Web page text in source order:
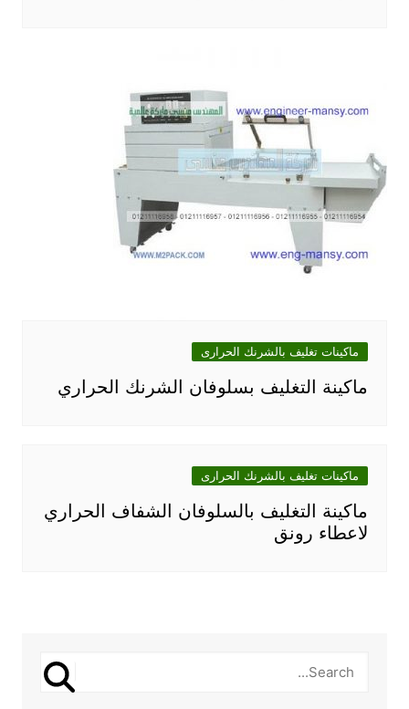
ماكينات تغليف بالشرنك الحرارى
ماكينة التغليف بسلوفان الشرنك الحراري
ماكينات تغليف بالشرنك الحرارى
ماكينة التغليف بالسلوفان الشفاف الحراري
لاعطاء رونق